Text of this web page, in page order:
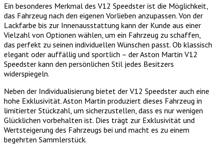
Ein besonderes Merkmal des V12 Speedster ist die Möglichkeit,
das Fahrzeug nach den eigenen Vorlieben anzupassen. Von der
Lackfarbe bis zur Innenausstattung kann der Kunde aus einer
Vielzahl von Optionen wählen, um ein Fahrzeug zu schaffen,
das perfekt zu seinen individuellen Wünschen passt. Ob klassisch
elegant oder auffällig und sportlich – der Aston Martin V12
Speedster kann den persönlichen Stil jedes Besitzers
widerspiegeln.
Neben der Individualisierung bietet der V12 Speedster auch eine
hohe Exklusivität. Aston Martin produziert dieses Fahrzeug in
limitierter Stückzahl, um sicherzustellen, dass es nur wenigen
Glücklichen vorbehalten ist. Dies trägt zur Exklusivität und
Wertsteigerung des Fahrzeugs bei und macht es zu einem
begehrten Sammlerstück.